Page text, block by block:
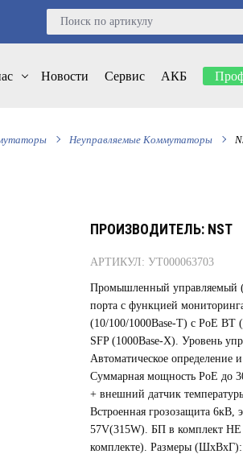
Новости Сервис АКБ
Неуправляемые Коммутаторы
ПРОИЗВОДИТЕЛЬ: NST
АРТИКУЛ: УТ000063703
Промышленный управляемый
порта с функцией
(10/100/1000Base-T) с PoE
SFP (1000Base-X). Уровень
Автоматическое определение
Суммарная мощность PoE до
+ внешний датчик
Встроенная грозозащита 6кВ,
57V(315W). БП в комплект НЕ
комплекте). Размеры (ШхВхГ):